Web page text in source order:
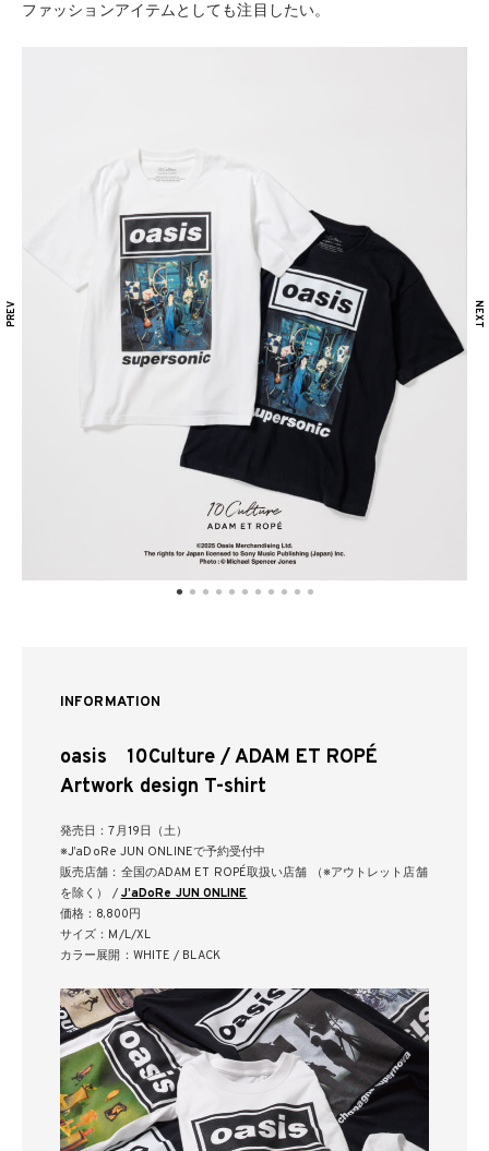
ファッションアイテムとしても注目したい。
INFORMATION
oasis 10Culture / ADAM ET ROPÉ
Artwork design T-shirt
発売日：7月19日（土）
※J’aDoRe JUN ONLINEで予約受付中
販売店舗：全国のADAM ET ROPÉ取扱い店舗 （※アウトレット店舗
を除く） / J’aDoRe JUN ONLINE
価格：8,800円
サイズ：M/L/XL
カラー展開：WHITE / BLACK